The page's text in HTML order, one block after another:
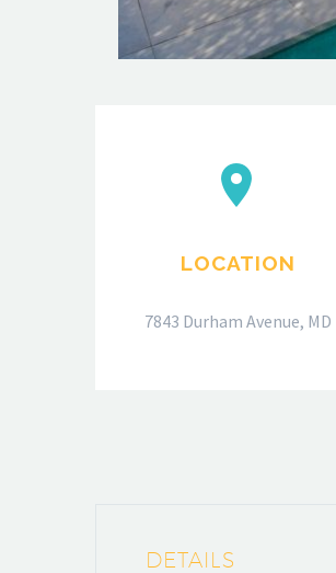


LOCATION
7843 Durham Avenue, MD
DETAILS